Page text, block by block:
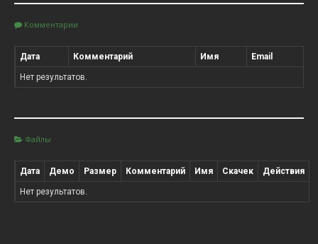
Комментарии
Дата Комментарий Имя Email
Нет результатов.
Файлы
Дата Демо Размер Комментарий Имя Скачек Действия
Нет результатов.